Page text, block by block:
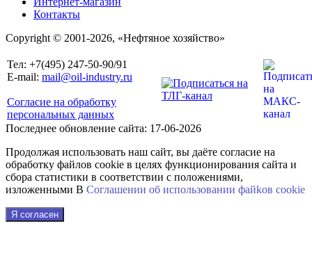
Контакты
Copyright © 2001-2026, «Нефтяное хозяйство»
Тел: +7(495) 247-50-90/91
E-mail: mail@oil-industry.ru
Согласие на обработку
персональных данных
Последнее обновление сайта: 17-06-2026
Продолжая использовать наш сайт, вы даёте согласие на
обработку файлов cookie в целях функционирования сайта и
сбора статистики в соответствии с положениями,
изложенными В Соглашении об использовании файkов cookie
Я согласен